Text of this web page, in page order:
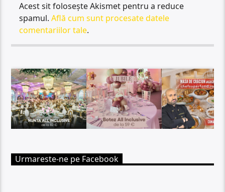
Acest sit folosește Akismet pentru a reduce
spamul.Află cum sunt procesate datele
comentariilor tale.
Urmareste-ne pe Facebook